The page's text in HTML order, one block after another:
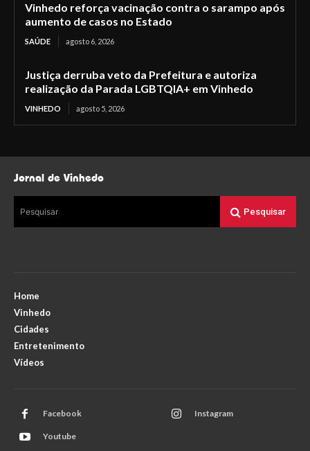
Vinhedo reforça vacinação contra o sarampo após
aumento de casos no Estado
SAÚDE agosto 6, 2026
Justiça derruba veto da Prefeitura e autoriza
realização da Parada LGBTQIA+ em Vinhedo
VINHEDO agosto 5, 2026
Jornal de Vinhedo
Pesquisar Pesquisar
Home
Vinhedo
Cidades
Entretenimento
Vídeos
Facebook Instagram
Youtube